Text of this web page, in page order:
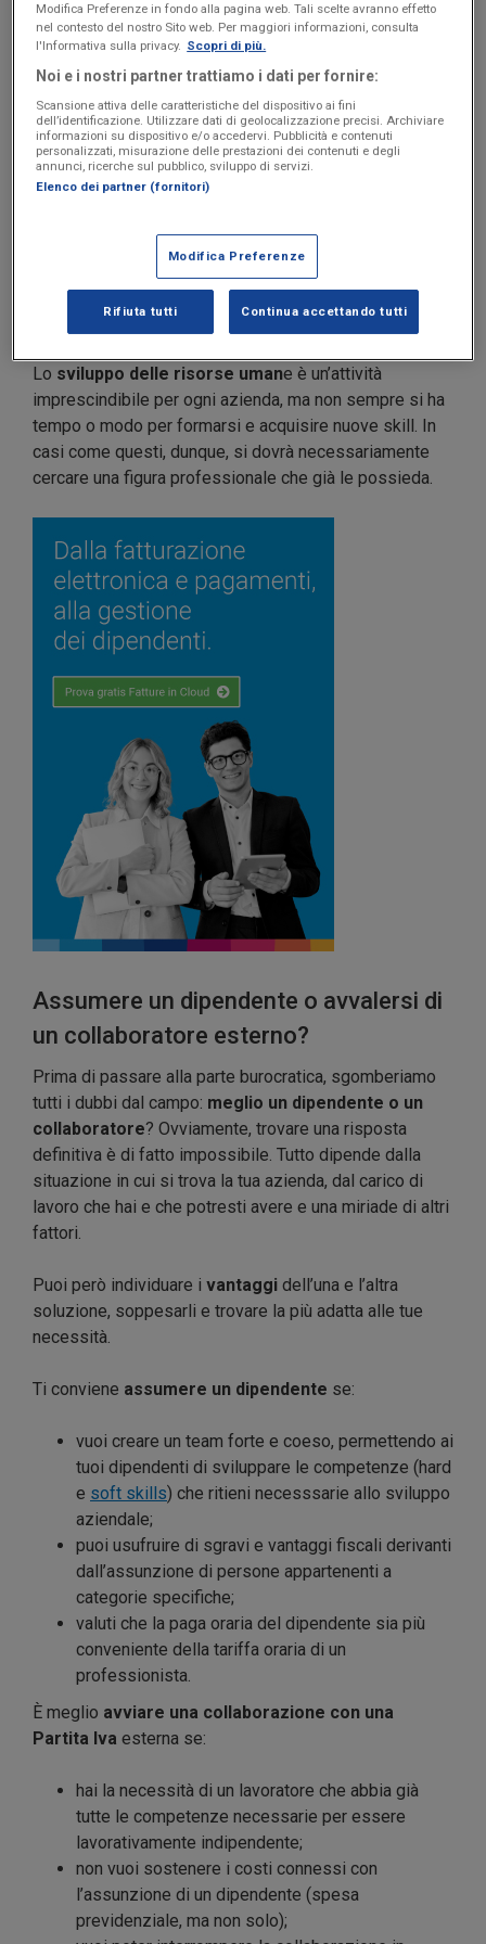
Sai ormai che non riesci più ad accettare nuove
già tutte le tue risorse. Così,se non vuoi arrestare la
crescita della tua azienda, dovrai necessariamente
trovare nuovi lavoratori che ti permettano di non
perdere nessuna delle opportunità che potranno
presentarsi.
L’assunzione di un dipendente si rende poi necessaria
competenze professionaliche tu o gli altri lavoratori
non possedete.
Lo sviluppo delle risorse umane è un’attività
imprescindibile per ogni azienda, ma non sempre si ha
tempo o modo per formarsi e acquisire nuove skill. In
casi come questi, dunque, si dovrà necessariamente
cercare una figura professionale che già le possieda.
Assumere un dipendente o avvalersi di
un collaboratore esterno?
Prima di passare alla parte burocratica, sgomberiamo
tutti i dubbi dal campo: meglio un dipendente o un
collaboratore? Ovviamente, trovare una risposta
definitiva è di fatto impossibile. Tutto dipende dalla
situazione in cui si trova la tua azienda, dal carico di
lavoro che hai e che potresti avere e una miriade di altri
fattori.
Puoi però individuare i vantaggi dell’una e l’altra
soluzione, soppesarli e trovare la più adatta alle tue
necessità.
Ti conviene assumere un dipendente se:
vuoi creare un team forte e coeso, permettendo ai
tuoi dipendenti di sviluppare le competenze (hard
e soft skills) che ritieni necesssarie allo sviluppo
aziendale;
puoi usufruire di sgravi e vantaggi fiscali derivanti
dall’assunzione di persone appartenenti a
categorie specifiche;
valuti che la paga oraria del dipendente sia più
conveniente della tariffa oraria di un
professionista.
È meglio avviare una collaborazione con una
Partita Iva esterna se:
hai la necessità di un lavoratore che abbia già
tutte le competenze necessarie per essere
lavorativamente indipendente;
non vuoi sostenere i costi connessi con
l’assunzione di un dipendente (spesa
previdenziale, ma non solo);
Modifica Preferenze in fondo alla pagina web. Tali scelte avranno effetto
nel contesto del nostro Sito web. Per maggiori informazioni, consulta
l'Informativa sulla privacy. Scopri di più.
Noi e i nostri partner trattiamo i dati per fornire:
Scansione attiva delle caratteristiche del dispositivo ai fini
dell’identificazione. Utilizzare dati di geolocalizzazione precisi. Archiviare
informazioni su dispositivo e/o accedervi. Pubblicità e contenuti
personalizzati, misurazione delle prestazioni dei contenuti e degli
annunci, ricerche sul pubblico, sviluppo di servizi.
Elenco dei partner (fornitori)
Modifica Preferenze
Rifiuta tutti Continua accettando tutti